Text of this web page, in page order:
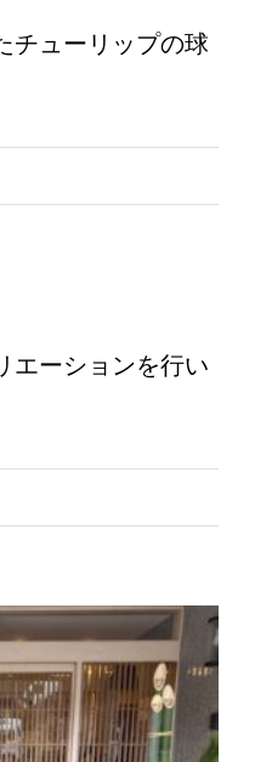
チューリップの球
エーションを行い